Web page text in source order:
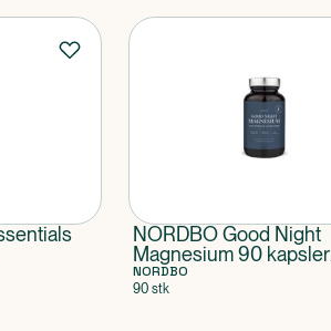
rækkevidde.
og en sund livsstil.
anvendes af gravide
NORDBO Good Night
Magnesium 90 kapsler
VEGAN
NORDBO
90 stk